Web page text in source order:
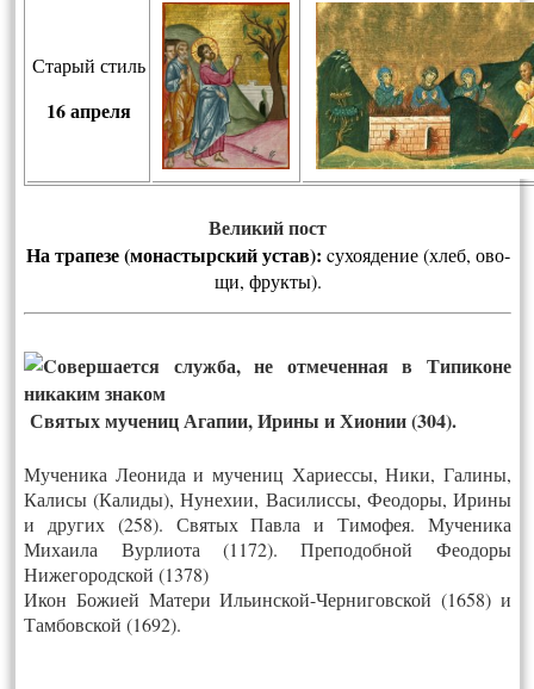
Старый стиль
16 апреля
Ве­ли­кий пост
На тра­пе­зе(монас­тырс­кий ус­тав): cу­хо­яде­ние (хлеб, ово­
щи, фрук­ты).
Святых мучениц Агапии, Ирины и Хионии (304).
Мученика Леонида и мучениц Хариессы, Ники, Галины,
Калисы (Калиды), Нунехии, Василиссы, Феодоры, Ирины
и других (258). Святых Павла и Тимофея. Мученика
Михаила Вурлиота (1172). Преподобной Феодоры
Нижегородской (1378)
Икон Божией Матери Ильинской-Черниговской (1658) и
Тамбовской (1692).